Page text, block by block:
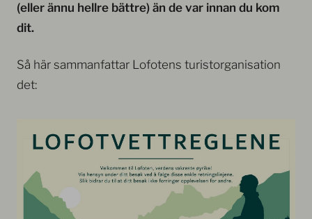
(eller ännu hellre bättre) än de var innan du kom
dit.
Så här sammanfattar Lofotens turistorganisation
det: